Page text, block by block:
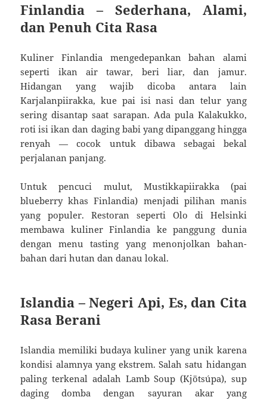
Finlandia – Sederhana, Alami,
dan Penuh Cita Rasa
Kuliner Finlandia mengedepankan bahan alami
seperti ikan air tawar, beri liar, dan jamur.
Hidangan yang wajib dicoba antara lain
Karjalanpiirakka, kue pai isi nasi dan telur yang
sering disantap saat sarapan. Ada pula Kalakukko,
roti isi ikan dan daging babi yang dipanggang hingga
renyah — cocok untuk dibawa sebagai bekal
perjalanan panjang.
Untuk pencuci mulut, Mustikkapiirakka (pai
blueberry khas Finlandia) menjadi pilihan manis
yang populer. Restoran seperti Olo di Helsinki
membawa kuliner Finlandia ke panggung dunia
dengan menu tasting yang menonjolkan bahan-
bahan dari hutan dan danau lokal.
Islandia – Negeri Api, Es, dan Cita
Rasa Berani
Islandia memiliki budaya kuliner yang unik karena
kondisi alamnya yang ekstrem. Salah satu hidangan
paling terkenal adalah Lamb Soup (Kjötsúpa), sup
daging domba dengan sayuran akar yang